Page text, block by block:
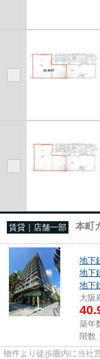
賃貸｜店舗一部 本町
地下
地下
地下
大阪
築年
階数
物件より徒歩圏内に当社